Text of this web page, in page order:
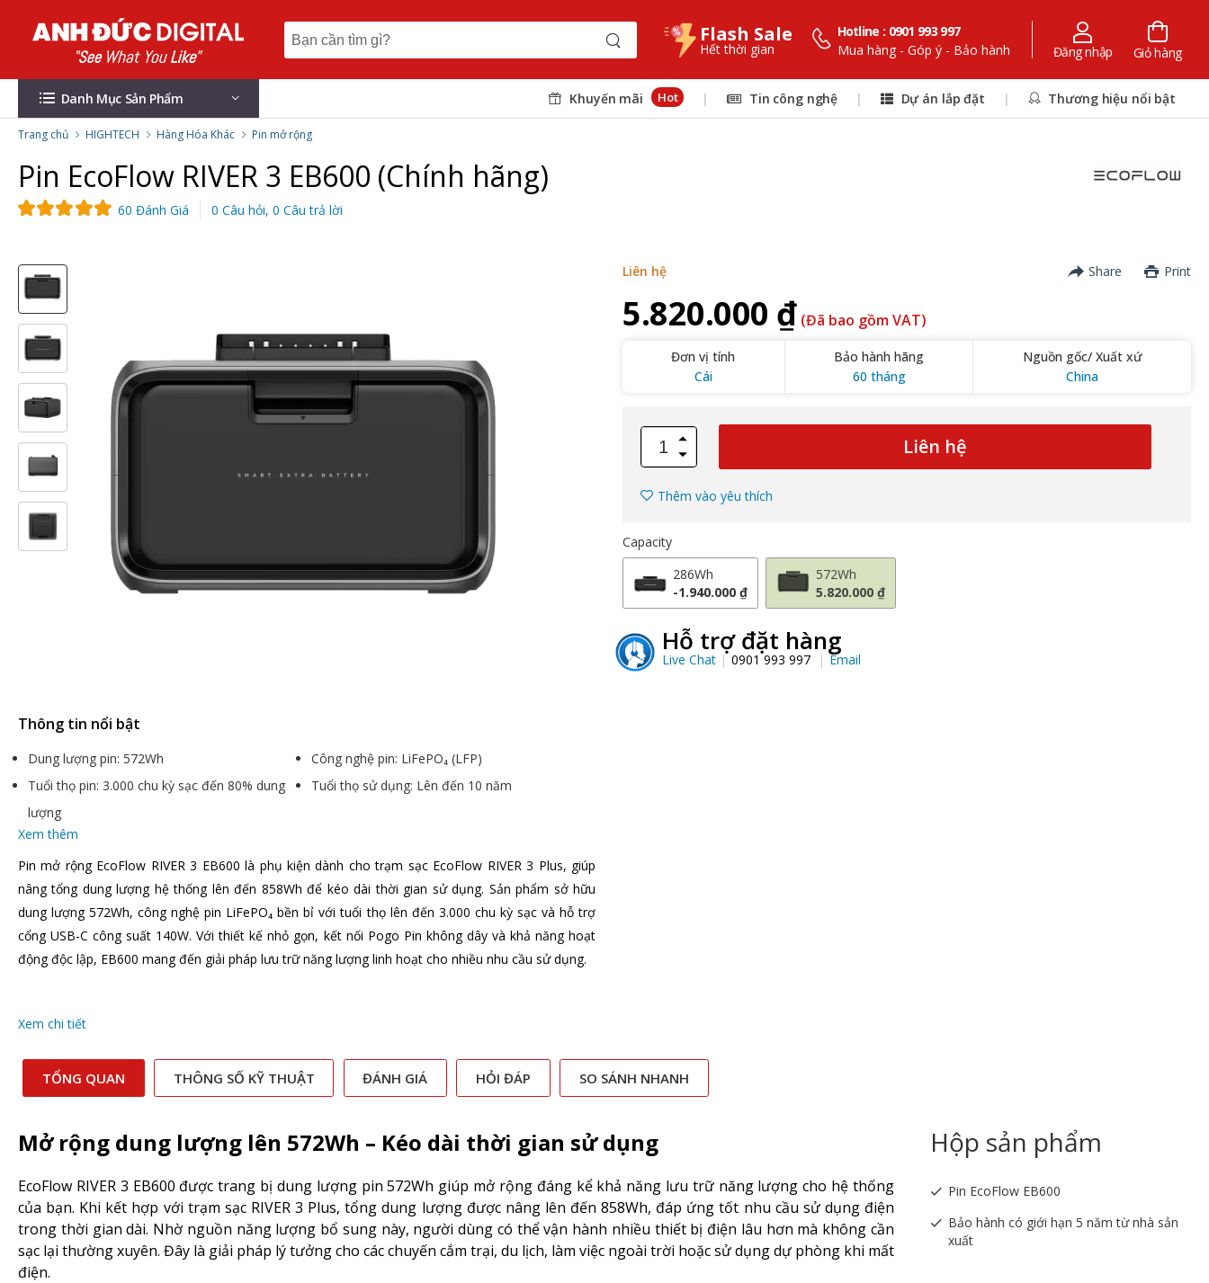
Flash Sale
Hết thời gian
Hotline : 0901 993 997
Mua hàng - Góp ý - Bảo hành
Đăng nhập Giỏ hàng
Danh Mục Sản Phẩm Khuyến mãi Hot | Tin công nghệ | Dự án lắp đặt | Thương hiệu nổi bật
Trang chủ HIGHTECH Hàng Hóa Khác Pin mở rộng
Pin EcoFlow RIVER 3 EB600 (Chính hãng)
60 Đánh Giá 0 Câu hỏi, 0 Câu trả lời
Thông tin nổi bật
Dung lượng pin: 572Wh
Công nghệ pin: LiFePO₄ (LFP)
Tuổi thọ pin: 3.000 chu kỳ sạc đến 80% dung
lượng
Tuổi thọ sử dụng: Lên đến 10 năm
Xem thêm
Pin mở rộng EcoFlow RIVER 3 EB600 là phụ kiện dành cho trạm sạc EcoFlow RIVER 3 Plus, giúp
nâng tổng dung lượng hệ thống lên đến 858Wh để kéo dài thời gian sử dụng. Sản phẩm sở hữu
dung lượng 572Wh, công nghệ pin LiFePO₄ bền bỉ với tuổi thọ lên đến 3.000 chu kỳ sạc và hỗ trợ
cổng USB-C công suất 140W. Với thiết kế nhỏ gọn, kết nối Pogo Pin không dây và khả năng hoạt
động độc lập, EB600 mang đến giải pháp lưu trữ năng lượng linh hoạt cho nhiều nhu cầu sử dụng.
Xem chi tiết
Liên hệ Share Print
5.820.000 ₫ (Đã bao gồm VAT)
Đơn vị tính
Cái
Bảo hành hãng
60 tháng
Nguồn gốc/ Xuất xứ
China
Liên hệ
Thêm vào yêu thích
Capacity
286Wh
-1.940.000 ₫
572Wh
5.820.000 ₫
Hỗ trợ đặt hàng
Live Chat 0901 993 997 Email
TỔNG QUAN THÔNG SỐ KỸ THUẬT ĐÁNH GIÁ HỎI ĐÁP SO SÁNH NHANH
Mở rộng dung lượng lên 572Wh – Kéo dài thời gian sử dụng
EcoFlow RIVER 3 EB600 được trang bị dung lượng pin 572Wh giúp mở rộng đáng kể khả năng lưu trữ năng lượng cho hệ thống
của bạn. Khi kết hợp với trạm sạc RIVER 3 Plus, tổng dung lượng được nâng lên đến 858Wh, đáp ứng tốt nhu cầu sử dụng điện
trong thời gian dài. Nhờ nguồn năng lượng bổ sung này, người dùng có thể vận hành nhiều thiết bị điện lâu hơn mà không cần
sạc lại thường xuyên. Đây là giải pháp lý tưởng cho các chuyến cắm trại, du lịch, làm việc ngoài trời hoặc sử dụng dự phòng khi mất
điện.
Hộp sản phẩm
Pin EcoFlow EB600
Bảo hành có giới hạn 5 năm từ nhà sản
xuất